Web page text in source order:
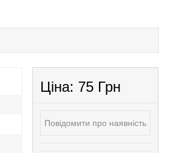
Ціна: 75 Грн
Повідомити про наявність